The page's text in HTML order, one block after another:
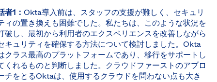
者1： Okta導入前は、スタッフの支援が難しく、セキュリ
ィの置き換えも困難でした。私たちは、このような状況を
破し、最初から利用者のエクスペリエンスを改善しながら
キュリティを確保する方法について検討しました。Okta
クラス最高のプラットフォームであり、移行をサポートし
くれるものと判断しました。クラウドファーストのアプロ
チをとるOktaは、使用するクラウドを問わない点も大き